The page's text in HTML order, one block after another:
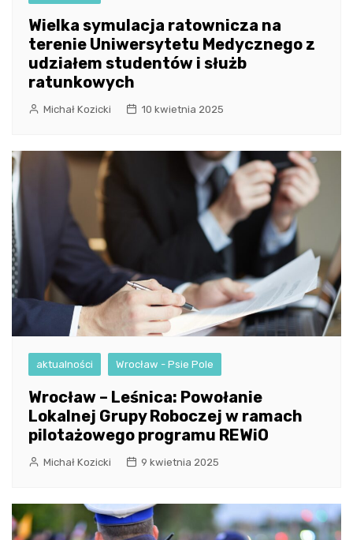
Wielka symulacja ratownicza na
terenie Uniwersytetu Medycznego z
udziałem studentów i służb
ratunkowych
Michał Kozicki 10 kwietnia 2025
aktualności Wrocław - Psie Pole
Wrocław – Leśnica: Powołanie
Lokalnej Grupy Roboczej w ramach
pilotażowego programu REWiO
Michał Kozicki 9 kwietnia 2025